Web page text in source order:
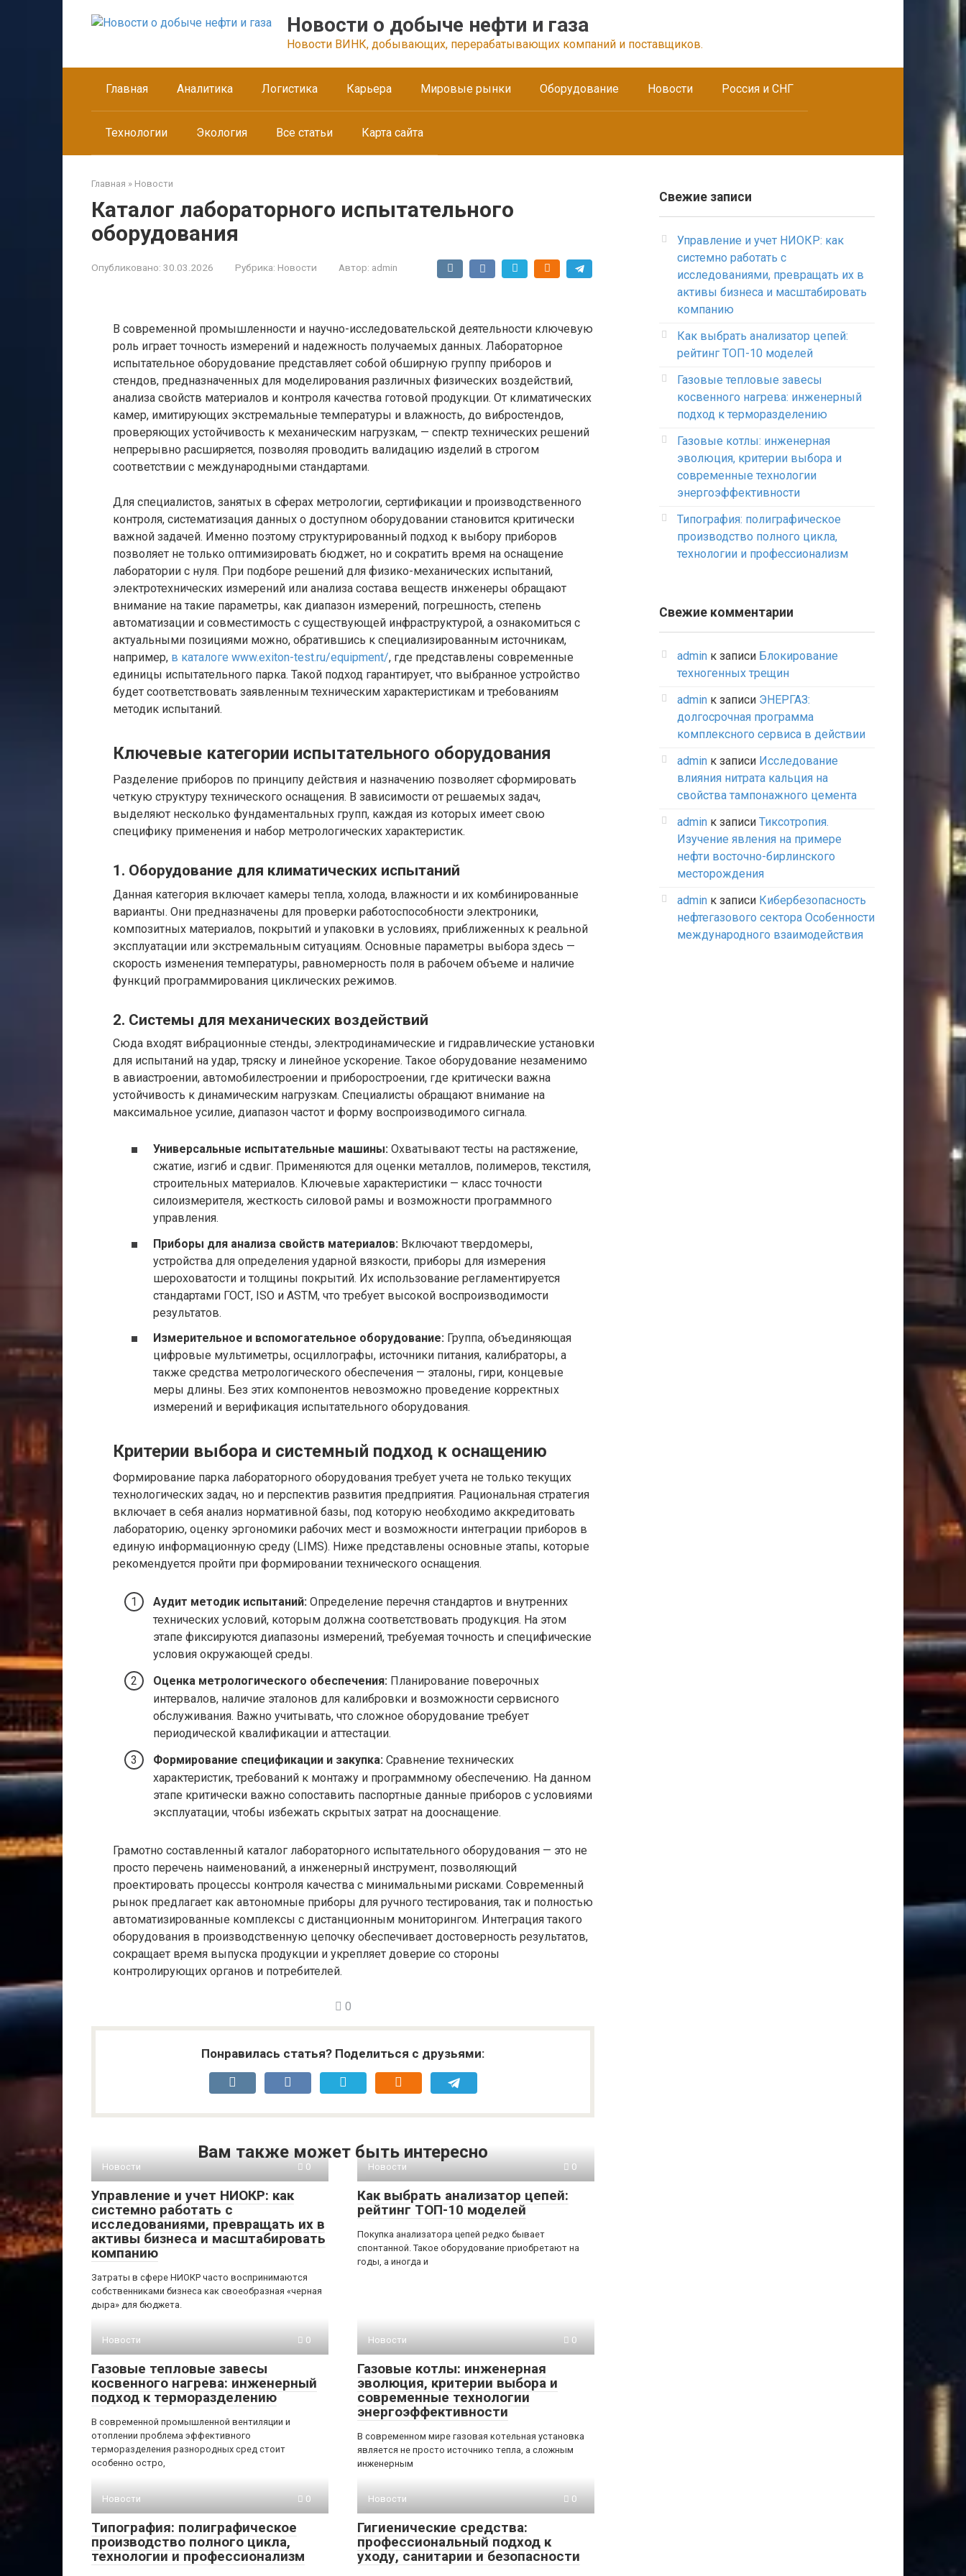
Новости о добыче нефти и газа
Новости ВИНК, добывающих, перерабатывающих компаний и поставщиков.
Главная Аналитика Логистика Карьера Мировые рынки Оборудование Новости Россия и СНГ
Технологии Экология Все статьи Карта сайта
Главная » Новости
Каталог лабораторного испытательного
оборудования
Опубликовано: 30.03.2026 Рубрика: Новости Автор: admin
В современной промышленности и научно-исследовательской деятельности ключевую
роль играет точность измерений и надежность получаемых данных. Лабораторное
испытательное оборудование представляет собой обширную группу приборов и
стендов, предназначенных для моделирования различных физических воздействий,
анализа свойств материалов и контроля качества готовой продукции. От климатических
камер, имитирующих экстремальные температуры и влажность, до вибростендов,
проверяющих устойчивость к механическим нагрузкам, — спектр технических решений
непрерывно расширяется, позволяя проводить валидацию изделий в строгом
соответствии с международными стандартами.
Для специалистов, занятых в сферах метрологии, сертификации и производственного
контроля, систематизация данных о доступном оборудовании становится критически
важной задачей. Именно поэтому структурированный подход к выбору приборов
позволяет не только оптимизировать бюджет, но и сократить время на оснащение
лаборатории с нуля. При подборе решений для физико-механических испытаний,
электротехнических измерений или анализа состава веществ инженеры обращают
внимание на такие параметры, как диапазон измерений, погрешность, степень
автоматизации и совместимость с существующей инфраструктурой, а ознакомиться с
актуальными позициями можно, обратившись к специализированным источникам,
например, в каталоге www.exiton-test.ru/equipment/, где представлены современные
единицы испытательного парка. Такой подход гарантирует, что выбранное устройство
будет соответствовать заявленным техническим характеристикам и требованиям
методик испытаний.
Ключевые категории испытательного оборудования
Разделение приборов по принципу действия и назначению позволяет сформировать
четкую структуру технического оснащения. В зависимости от решаемых задач,
выделяют несколько фундаментальных групп, каждая из которых имеет свою
специфику применения и набор метрологических характеристик.
1. Оборудование для климатических испытаний
Данная категория включает камеры тепла, холода, влажности и их комбинированные
варианты. Они предназначены для проверки работоспособности электроники,
композитных материалов, покрытий и упаковки в условиях, приближенных к реальной
эксплуатации или экстремальным ситуациям. Основные параметры выбора здесь —
скорость изменения температуры, равномерность поля в рабочем объеме и наличие
функций программирования циклических режимов.
2. Системы для механических воздействий
Сюда входят вибрационные стенды, электродинамические и гидравлические установки
для испытаний на удар, тряску и линейное ускорение. Такое оборудование незаменимо
в авиастроении, автомобилестроении и приборостроении, где критически важна
устойчивость к динамическим нагрузкам. Специалисты обращают внимание на
максимальное усилие, диапазон частот и форму воспроизводимого сигнала.
Универсальные испытательные машины: Охватывают тесты на растяжение,
сжатие, изгиб и сдвиг. Применяются для оценки металлов, полимеров, текстиля,
строительных материалов. Ключевые характеристики — класс точности
силоизмерителя, жесткость силовой рамы и возможности программного
управления.
Приборы для анализа свойств материалов: Включают твердомеры,
устройства для определения ударной вязкости, приборы для измерения
шероховатости и толщины покрытий. Их использование регламентируется
стандартами ГОСТ, ISO и ASTM, что требует высокой воспроизводимости
результатов.
Измерительное и вспомогательное оборудование: Группа, объединяющая
цифровые мультиметры, осциллографы, источники питания, калибраторы, а
также средства метрологического обеспечения — эталоны, гири, концевые
меры длины. Без этих компонентов невозможно проведение корректных
измерений и верификация испытательного оборудования.
Критерии выбора и системный подход к оснащению
Формирование парка лабораторного оборудования требует учета не только текущих
технологических задач, но и перспектив развития предприятия. Рациональная стратегия
включает в себя анализ нормативной базы, под которую необходимо аккредитовать
лабораторию, оценку эргономики рабочих мест и возможности интеграции приборов в
единую информационную среду (LIMS). Ниже представлены основные этапы, которые
рекомендуется пройти при формировании технического оснащения.
Аудит методик испытаний: Определение перечня стандартов и внутренних
технических условий, которым должна соответствовать продукция. На этом
этапе фиксируются диапазоны измерений, требуемая точность и специфические
условия окружающей среды.
Оценка метрологического обеспечения: Планирование поверочных
интервалов, наличие эталонов для калибровки и возможности сервисного
обслуживания. Важно учитывать, что сложное оборудование требует
периодической квалификации и аттестации.
Формирование спецификации и закупка: Сравнение технических
характеристик, требований к монтажу и программному обеспечению. На данном
этапе критически важно сопоставить паспортные данные приборов с условиями
эксплуатации, чтобы избежать скрытых затрат на дооснащение.
Грамотно составленный каталог лабораторного испытательного оборудования — это не
просто перечень наименований, а инженерный инструмент, позволяющий
проектировать процессы контроля качества с минимальными рисками. Современный
рынок предлагает как автономные приборы для ручного тестирования, так и полностью
автоматизированные комплексы с дистанционным мониторингом. Интеграция такого
оборудования в производственную цепочку обеспечивает достоверность результатов,
сокращает время выпуска продукции и укрепляет доверие со стороны
контролирующих органов и потребителей.
0
Понравилась статья? Поделиться с друзьями:
Вам также может быть интересно
Новости 0
Управление и учет НИОКР: как
системно работать с
исследованиями, превращать их в
активы бизнеса и масштабировать
компанию
Затраты в сфере НИОКР часто воспринимаются
собственниками бизнеса как своеобразная «черная
дыра» для бюджета.
Новости 0
Как выбрать анализатор цепей:
рейтинг ТОП-10 моделей
Покупка анализатора цепей редко бывает
спонтанной. Такое оборудование приобретают на
годы, а иногда и
Новости 0
Газовые тепловые завесы
косвенного нагрева: инженерный
подход к терморазделению
В современной промышленной вентиляции и
отоплении проблема эффективного
терморазделения разнородных сред стоит
особенно остро,
Новости 0
Газовые котлы: инженерная
эволюция, критерии выбора и
современные технологии
энергоэффективности
В современном мире газовая котельная установка
является не просто источнико тепла, а сложным
инженерным
Новости 0
Типография: полиграфическое
производство полного цикла,
технологии и профессионализм
Новости 0
Гигиенические средства:
профессиональный подход к
уходу, санитарии и безопасности
Свежие записи
Управление и учет НИОКР: как
системно работать с
исследованиями, превращать их в
активы бизнеса и масштабировать
компанию
Как выбрать анализатор цепей:
рейтинг ТОП-10 моделей
Газовые тепловые завесы
косвенного нагрева: инженерный
подход к терморазделению
Газовые котлы: инженерная
эволюция, критерии выбора и
современные технологии
энергоэффективности
Типография: полиграфическое
производство полного цикла,
технологии и профессионализм
Свежие комментарии
admin к записи Блокирование
техногенных трещин
admin к записи ЭНЕРГАЗ:
долгосрочная программа
комплексного сервиса в действии
admin к записи Исследование
влияния нитрата кальция на
свойства тампонажного цемента
admin к записи Тиксотропия.
Изучение явления на примере
нефти восточно-бирлинского
месторождения
admin к записи Кибербезопасность
нефтегазового сектора Особенности
международного взаимодействия